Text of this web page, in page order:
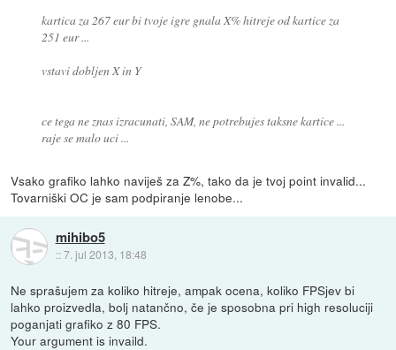
kartica za 267 eur bi tvoje igre gnala X% hitreje od kartice za
251 eur ...
vstavi dobljen X in Y
ce tega ne znas izracunati, SAM, ne potrebujes taksne kartice ...
raje se malo uci ...
Vsako grafiko lahko naviješ za Z%, tako da je tvoj point invalid...
Tovarniški OC je sam podpiranje lenobe...
mihibo5
::7. jul 2013, 18:48
Ne sprašujem za koliko hitreje, ampak ocena, koliko FPSjev bi
lahko proizvedla, bolj natančno, če je sposobna pri high resoluciji
poganjati grafiko z 80 FPS.
Your argument is invaild.